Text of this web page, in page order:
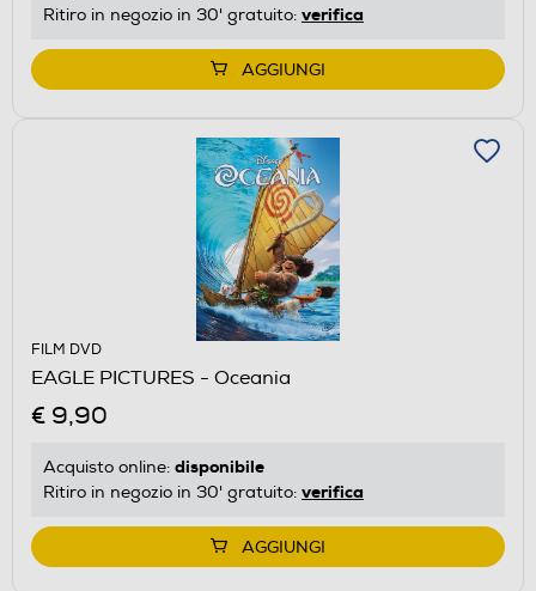
Ritiro in negozio in 30' gratuito: verifica
AGGIUNGI
FILM DVD
EAGLE PICTURES - Oceania
€ 9,90
Acquisto online: disponibile
Ritiro in negozio in 30' gratuito: verifica
AGGIUNGI